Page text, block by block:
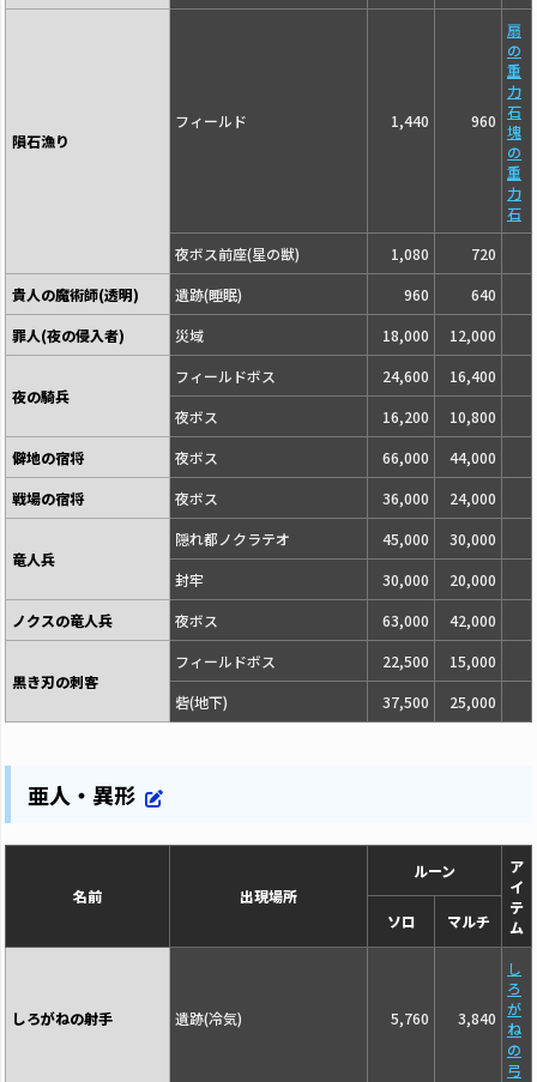
隕石漁り
フィールド 1,440 960
扇
の
重
力
石
塊
の
重
力
石
夜ボス前座(星の獣)
1,080
720
貴人の魔術師(透明)
遺跡(睡眠) 960
640
罪人(夜の侵入者)
災域 18,000 12,000
夜の騎兵
フィールドボス 24,600
16,400
夜ボス
16,200
10,800
僻地の宿将
夜ボス 66,000
44,000
戦場の宿将
夜ボス 36,000 24,000
竜人兵
隠れ都ノクラテオ 45,000
30,000
封牢
30,000
20,000
ノクスの竜人兵
夜ボス 63,000 42,000
黒き刃の刺客
フィールドボス 22,500
15,000
砦(地下)
37,500 25,000
亜人・異形
名前 出現場所
ルーン
ア
イ
テ
ム
ソロ マルチ
しろがねの射手 遺跡(冷気) 5,760 3,840
し
ろ
が
ね
の
弓